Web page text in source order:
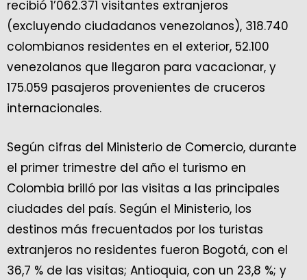
recibió 1’062.371 visitantes extranjeros
(excluyendo ciudadanos venezolanos), 318.740
colombianos residentes en el exterior, 52.100
venezolanos que llegaron para vacacionar, y
175.059 pasajeros provenientes de cruceros
internacionales.
Según cifras del Ministerio de Comercio, durante
el primer trimestre del año el turismo en
Colombia brilló por las visitas a las principales
ciudades del país. Según el Ministerio, los
destinos más frecuentados por los turistas
extranjeros no residentes fueron Bogotá, con el
36,7 % de las visitas; Antioquia, con un 23,8 %; y